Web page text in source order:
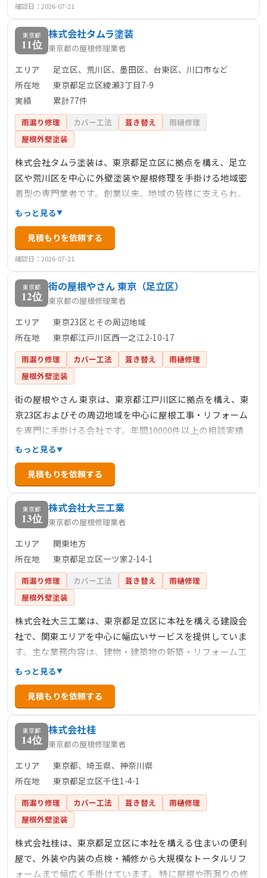
確認日：2026-07-21
東京都
11位
株式会社タムラ塗装
東京都の屋根修理業者
エリア
足立区、荒川区、墨田区、台東区、川口市など
所在地
東京都足立区綾瀬3丁目7-9
実績
累計77件
雨漏り修理 カバー工法 葺き替え
雨樋修理
屋根外壁塗装
株式会社タムラ塗装は、東京都足立区に拠点を構え、足立
区や荒川区を中心に外壁塗装や屋根修理を手掛ける地域密
着型の専門業者です。創業以来、地域の皆様に支えられ、
累計77件の施工実績を誇ります。主なサービスとして、外
壁塗装、屋根塗装、屋根修理（葺き替え）、防水・シーリ
ング工事、アパート・マンション塗装など、多岐にわたる
施工を提供しています。特に、カラーシミュレーションや
ドローンを活用した屋根調査を導入し、最新技術を駆使し
た高品質な施工を実現しています。
もっと見る
見積もりを依頼する
確認日：2026-07-21
東京都
12位
街の屋根やさん 東京（足立区）
東京都の屋根修理業者
エリア
東京23区とその周辺地域
所在地
東京都江戸川区西一之江2-10-17
雨漏り修理 カバー工法 葺き替え
雨樋修理
屋根外壁塗装
街の屋根やさん 東京は、東京都江戸川区に拠点を構え、東
京23区およびその周辺地域を中心に屋根工事・リフォーム
を専門に手掛ける会社です。年間10000件以上の相談実績
を持ち、雨漏り解決の豊富な経験があります。主なサービ
スとして、屋根葺き替え、カバー工法、屋根塗装、防水工
事など多岐にわたる施工を提供しています。公式サイトで
は、施工事例や利用者の声が多数掲載されており、信頼性
の高さが伺えます。
もっと見る
見積もりを依頼する
東京都
13位
株式会社大三工業
東京都の屋根修理業者
エリア
関東地方
所在地
東京都足立区一ツ家2-14-1
雨漏り修理 カバー工法 葺き替え
雨樋修理
屋根外壁塗装
株式会社大三工業は、東京都足立区に本社を構える建設会
社で、関東エリアを中心に幅広いサービスを提供していま
す。主な業務内容は、建物・建築物の新築・リフォーム工
事、水道・衛生設備工事、土木工事、冷暖房空調工事、公
共工事、消防設備工事など多岐にわたります。特に「住ま
いのレスキュー隊」として、365日無休で住まいのトラブル
に迅速かつ丁寧に対応しており、安心・安全・低価格での
サービス提供を心掛けています。
もっと見る
見積もりを依頼する
東京都
14位
株式会社桂
東京都の屋根修理業者
エリア
東京都、埼玉県、神奈川県
所在地
東京都足立区千住1-4-1
雨漏り修理 カバー工法 葺き替え
雨樋修理
屋根外壁塗装
株式会社桂は、東京都足立区に本社を構える住まいの便利
屋で、外装や内装の点検・補修から大規模なトータルリフ
ォームまで幅広く手掛けています。 特に屋根や雨漏りの修